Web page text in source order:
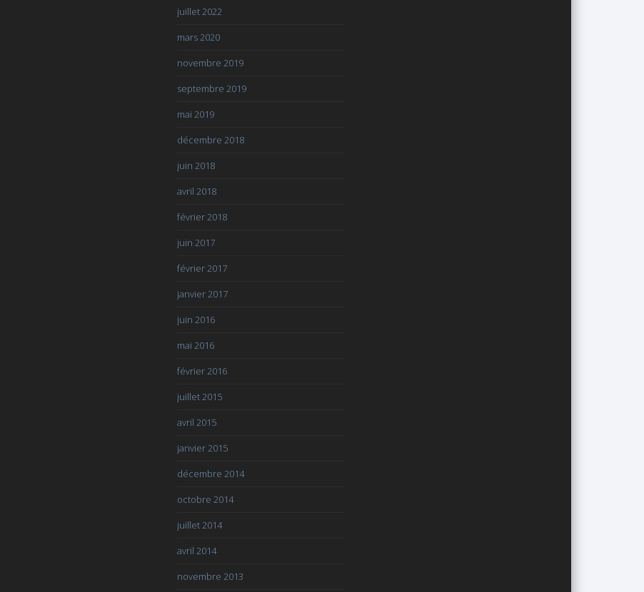
juillet 2022
mars 2020
novembre 2019
septembre 2019
mai 2019
décembre 2018
juin 2018
avril 2018
février 2018
juin 2017
février 2017
janvier 2017
juin 2016
mai 2016
février 2016
juillet 2015
avril 2015
janvier 2015
décembre 2014
octobre 2014
juillet 2014
avril 2014
novembre 2013